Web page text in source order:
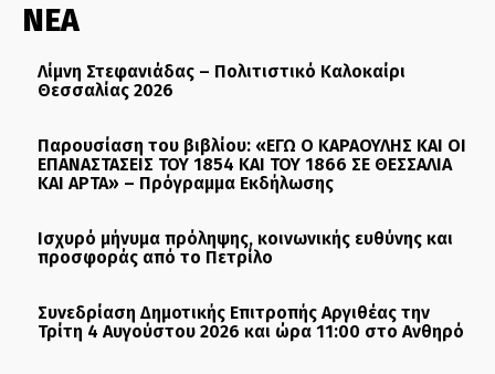
ΝΕΑ
Λίμνη Στεφανιάδας – Πολιτιστικό Καλοκαίρι
Θεσσαλίας 2026
Παρουσίαση του βιβλίου: «ΕΓΩ Ο ΚΑΡΑΟΥΛΗΣ ΚΑΙ ΟΙ
ΕΠΑΝΑΣΤΑΣΕΙΣ ΤΟΥ 1854 ΚΑΙ ΤΟΥ 1866 ΣΕ ΘΕΣΣΑΛΙΑ
ΚΑΙ ΑΡΤΑ» – Πρόγραμμα Εκδήλωσης
Ισχυρό μήνυμα πρόληψης, κοινωνικής ευθύνης και
προσφοράς από το Πετρίλο
Συνεδρίαση Δημοτικής Επιτροπής Αργιθέας την
Τρίτη 4 Αυγούστου 2026 και ώρα 11:00 στο Ανθηρό